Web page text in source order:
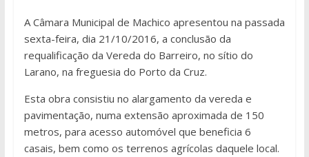
A Câmara Municipal de Machico apresentou na passada
sexta-feira, dia 21/10/2016, a conclusão da
requalificação da Vereda do Barreiro, no sítio do
Larano, na freguesia do Porto da Cruz.
Esta obra consistiu no alargamento da vereda e
pavimentação, numa extensão aproximada de 150
metros, para acesso automóvel que beneficia 6
casais, bem como os terrenos agrícolas daquele local.